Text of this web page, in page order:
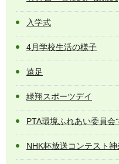
入学式
4月学校生活の様子
遠足
緑翔スポーツデイ
PTA環境ふれあい委員
NHK杯放送コンテスト